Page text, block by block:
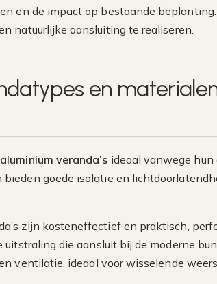
en de impact op bestaande
natuurlijke aansluiting te realiseren.
en
aluminium veranda’s ideaal vanwege hun
bieden goede isolatie en
zijn kosteneffectief en praktisch,
uitstraling die aansluit bij de moderne
ventilatie, ideaal voor wisselende